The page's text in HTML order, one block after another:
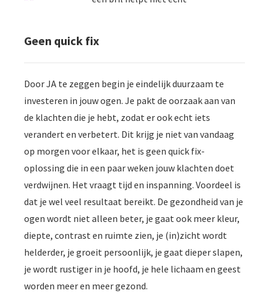
Geen quick fix
Door JA te zeggen begin je eindelijk duurzaam te
investeren in jouw ogen. Je pakt de oorzaak aan van
de klachten die je hebt, zodat er ook echt iets
verandert en verbetert. Dit krijg je niet van vandaag
op morgen voor elkaar, het is geen quick fix-
oplossing die in een paar weken jouw klachten doet
verdwijnen. Het vraagt tijd en inspanning. Voordeel is
dat je wel veel resultaat bereikt. De gezondheid van je
ogen wordt niet alleen beter, je gaat ook meer kleur,
diepte, contrast en ruimte zien, je (in)zicht wordt
helderder, je groeit persoonlijk, je gaat dieper slapen,
je wordt rustiger in je hoofd, je hele lichaam en geest
worden meer en meer gezond.